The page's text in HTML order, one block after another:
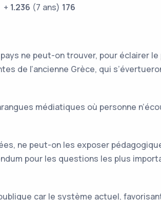
+ 1.236 (7 ans) 176
ne peut-on trouver, pour éclairer
de l’ancienne Grèce, qui
médiatiques où personne
ne peut-on les exposer
pour les questions les plus
car le système actuel,